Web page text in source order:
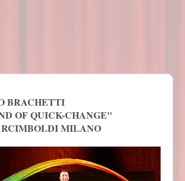
BRACHETTI
OF QUICK-CHANGE"
MILANO